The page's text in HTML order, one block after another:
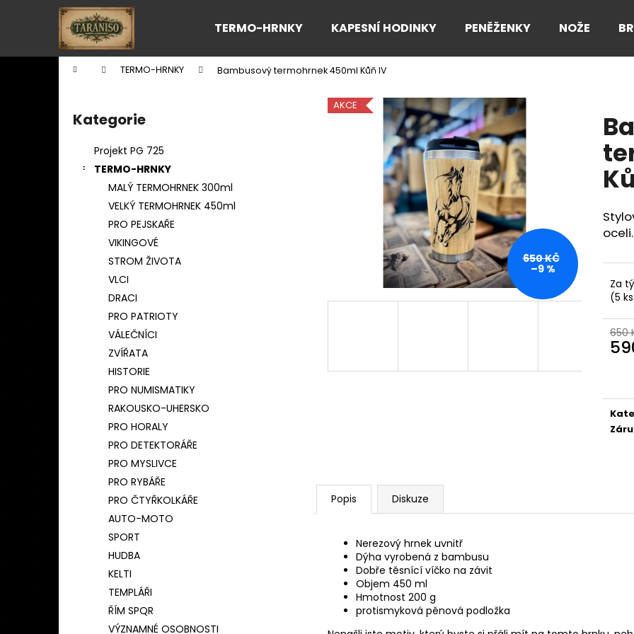
TERMO-HRNKY KAPESNÍ HODINKY PENĚŽENKY NOŽE
Domů TERMO-HRNKY Bambusový termohrnek 450ml Kůň IV
Přeskočit
kategorie
Kategorie
Projekt PG 725
TERMO-HRNKY
MALÝ TERMOHRNEK 300ml
VELKÝ TERMOHRNEK 450ml
PRO PEJSKAŘE
VIKINGOVÉ
STROM ŽIVOTA
VLCI
DRACI
PRO PATRIOTY
VÁLEČNÍCI
ZVÍŘATA
HISTORIE
PRO NUMISMATIKY
RAKOUSKO-UHERSKO
PRO HORALY
PRO DETEKTORÁŘE
PRO MYSLIVCE
PRO RYBÁŘE
PRO ČTYŘKOLKÁŘE
AUTO-MOTO
SPORT
HUDBA
KELTI
TEMPLÁŘI
ŘÍM SPQR
VÝZNAMNÉ OSOBNOSTI
oceli.
Za
(5
650
AKCE
650 KČ
–9 %
Popis Diskuze
Nerezový hrnek uvnitř
Dýha vyrobená z bambusu
Dobře těsnící víčko na závit
Objem 450 ml
Hmotnost 200 g
protismyková pěnová podložka
í
Zpět
do
Zpět
do
Co potřebujete najít?
HLEDAT
Doporučujeme
BAMBUSOVÝ TERMOHRNEK 450ML
ČESKÝ LEV
590 Kč
KAPESNÍ
490